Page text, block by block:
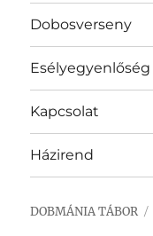
Dobosverseny
Esélyegyenlőség
Kapcsolat
Házirend
DOBMÁNIA TÁBOR